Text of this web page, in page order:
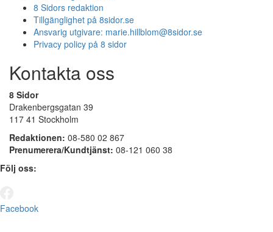
8 Sidors redaktion
Tillgänglighet på 8sidor.se
Ansvarig utgivare: marie.hillblom@8sidor.se
Privacy policy på 8 sidor
Kontakta oss
8 Sidor
Drakenbergsgatan 39
117 41 Stockholm
Redaktionen: 08-580 02 867
Prenumerera/Kundtjänst: 08-121 060 38
Följ oss:
Facebook